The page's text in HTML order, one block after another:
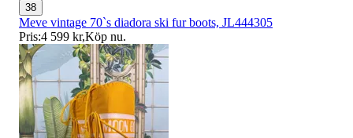
38
Meve vintage 70`s diadora ski fur boots, JL444305
Pris:4 599 kr,Köp nu.